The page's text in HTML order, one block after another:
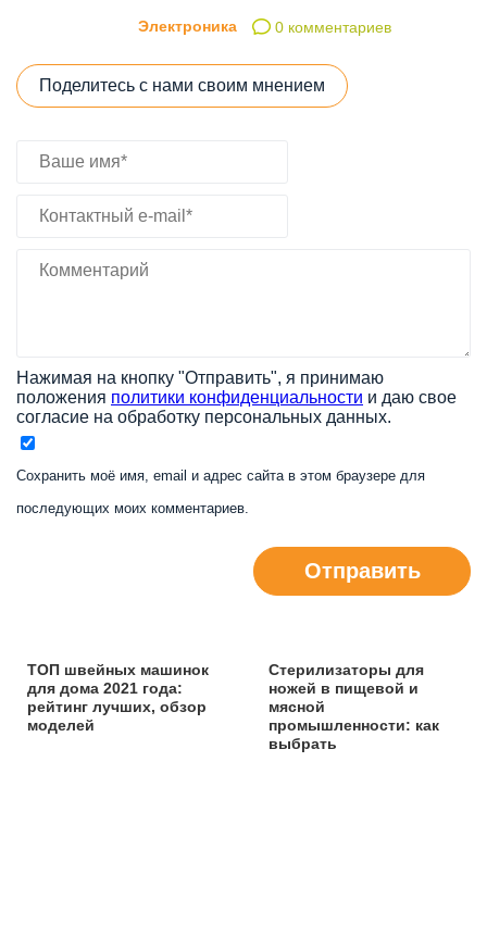
Электроника 0 комментариев
Поделитесь с нами своим мнением
Нажимая на кнопку "Отправить", я принимаю
положения политики конфиденциальности и даю свое
согласие на обработку персональных данных.
Сохранить моё имя, email и адрес сайта в этом браузере для
последующих моих комментариев.
Отправить
ТОП швейных машинок
для дома 2021 года:
рейтинг лучших, обзор
моделей
Стерилизаторы для
ножей в пищевой и
мясной
промышленности: как
выбрать